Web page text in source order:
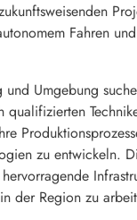
Fahren und
Umgebung
qualifizierten
zu entwickeln.
der Region zu